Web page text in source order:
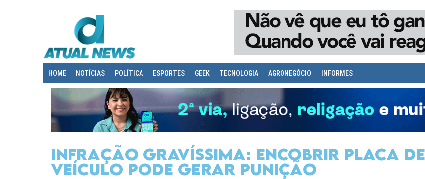
HOME NOTÍCIAS POLÍTICA ESPORTES GEEK TECNOLOGIA AGRONEGÓCIO INFORMES
Infração gravíssima: encobrir placa de
veículo pode gerar punição